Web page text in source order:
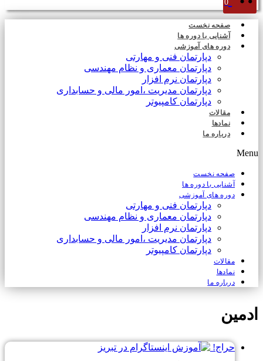
0
صفحه نخست
آشنایی با دوره ها
دوره های آموزشی
دپارتمان فنی و مهارتی
دپارتمان معماری و نظام مهندسی
دپارتمان نرم افزار
دپارتمان مدیریت ،امور مالی و حسابداری
دپارتمان کامپیوتر
مقالات
نمادها
درباره ما
Menu
صفحه نخست
آشنایی با دوره ها
دوره های آموزشی
دپارتمان فنی و مهارتی
دپارتمان معماری و نظام مهندسی
دپارتمان نرم افزار
دپارتمان مدیریت ،امور مالی و حسابداری
دپارتمان کامپیوتر
مقالات
نمادها
درباره ما
ادمین
حراج!